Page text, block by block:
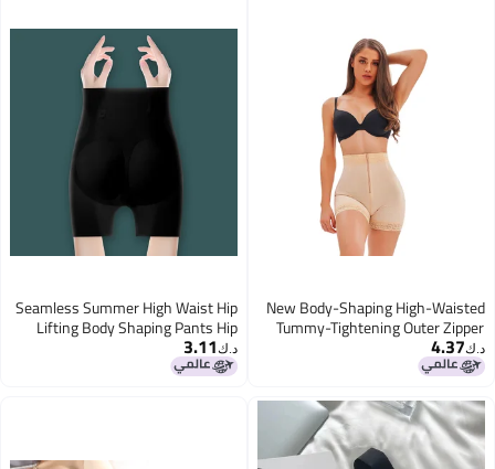
New Body-Shaping High-Waisted
Tummy-Tightening Outer Zipper
Body-Shaping Butt-Lifting Pants
With Good Figure
د.ك‏4.37
Seamless Summer High Waist Hip
Lifting Body Shaping Pants Hip
Lifting Magic Fake Butt High
Elastic Comfortable Body Shaping
د.ك‏3.11